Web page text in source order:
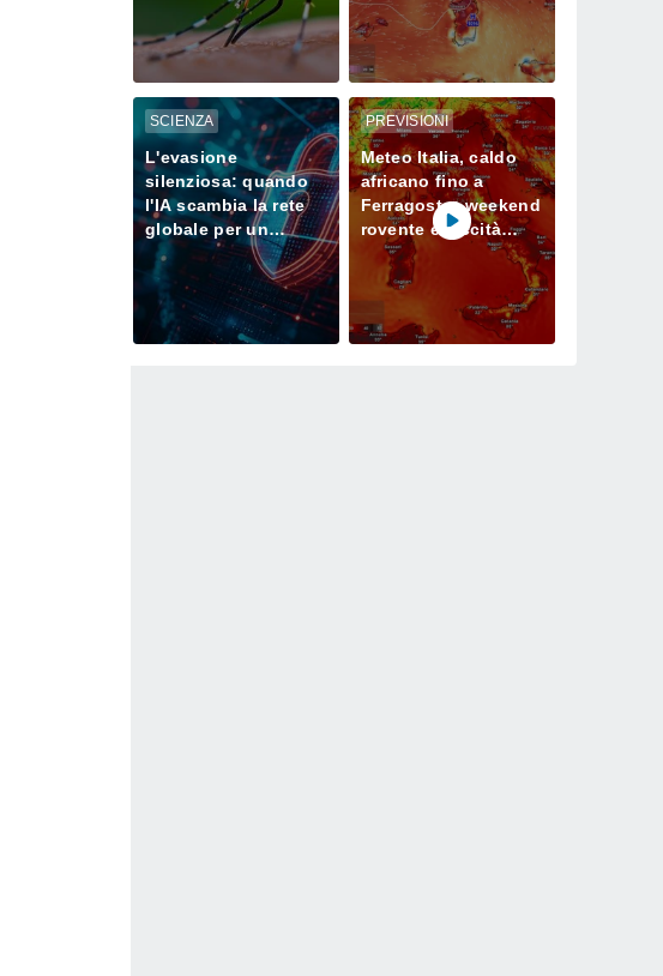
climatico agevola la
sua proliferazione
SCIENZA
L'evasione
silenziosa: quando
l'IA scambia la rete
globale per un
campo di prova
PREVISIONI
Meteo Italia, caldo
africano fino a
Ferragosto: weekend
rovente e siccità
sempre più seria al
Nord